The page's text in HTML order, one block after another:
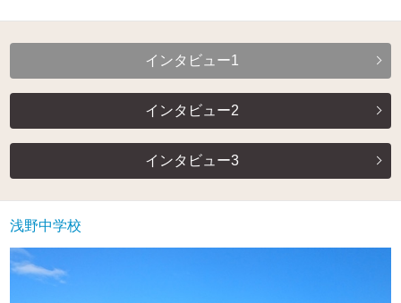
インタビュー1
インタビュー2
インタビュー3
浅野中学校